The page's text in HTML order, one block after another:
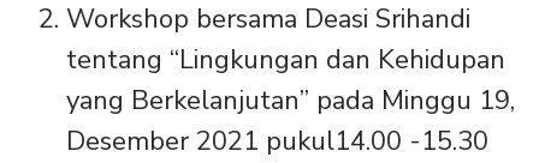
Workshop bersama Deasi Srihandi
tentang “Lingkungan dan Kehidupan
yang Berkelanjutan” pada Minggu 19,
Desember 2021 pukul14.00 -15.30